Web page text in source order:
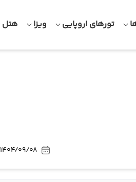
تورهای اروپایی ویزا هتل
1404/09/08